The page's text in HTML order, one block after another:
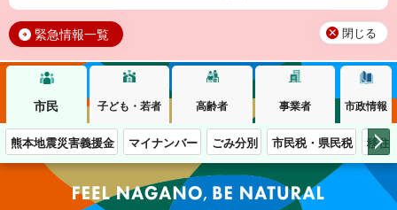
緊急情報一覧 閉じる
市民 子ども・若者 高齢者 事業者 市政情報
熊本地震災害義援金 マイナンバー ごみ分別 市民税・県民税 移住
この街で、わたしらしく生きる。長野市